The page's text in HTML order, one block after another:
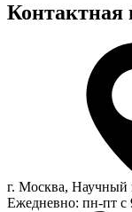
г. Москва, Научный
Ежедневно: пн-пт с